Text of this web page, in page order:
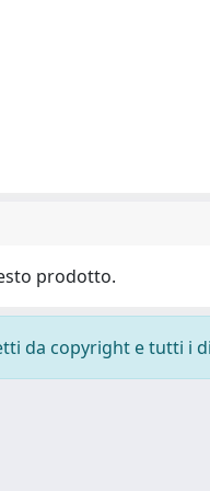
prodotto.
da copyright e tutti i